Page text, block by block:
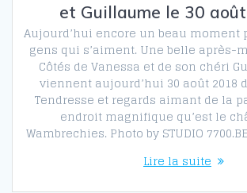
et Guillaume le 30
Aujourd’hui encore un beau moment
gens qui s’aiment. Une belle après-
Côtés de Vanessa et de son chéri
viennent aujourd’hui 30 août 2018
Tendresse et regards aimant de la
endroit magnifique qu’est le
Wambrechies. Photo by STUDIO
Lire la suite